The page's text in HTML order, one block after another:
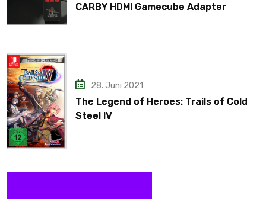
CARBY HDMI Gamecube Adapter
28. Juni 2021
The Legend of Heroes: Trails of Cold
Steel IV